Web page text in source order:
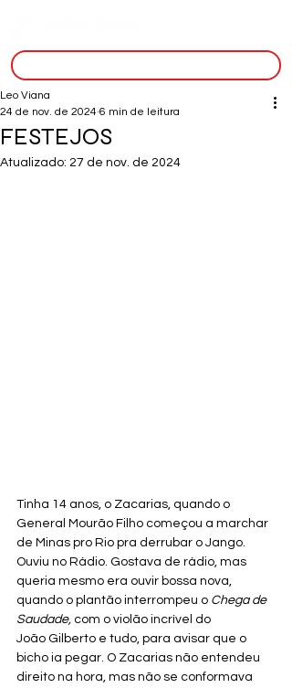
FESTEJOS
Leo Viana
24 de nov. de 2024 6 min de leitura
Atualizado: 27 de nov. de 2024
Tinha 14 anos, o Zacarias, quando o
General Mourão Filho começou a marchar
de Minas pro Rio pra derrubar o Jango.
Ouviu no Rádio. Gostava de rádio, mas
queria mesmo era ouvir bossa nova,
quando o plantão interrompeu o Chega de
Saudade, com o violão incrível do
João Gilberto e tudo, para avisar que o
bicho ia pegar. O Zacarias não entendeu
direito na hora, mas não se conformava